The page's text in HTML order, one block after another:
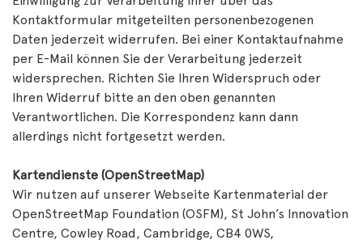
Kontaktformular mitgeteilten personenbezogenen
Daten jederzeit widerrufen. Bei einer Kontaktaufnahme
per E-Mail können Sie der Verarbeitung jederzeit
widersprechen. Richten Sie Ihren Widerspruch oder
Ihren Widerruf bitte an den oben genannten
Verantwortlichen. Die Korrespondenz kann dann
allerdings nicht fortgesetzt werden.
Kartendienste (OpenStreetMap)
Wir nutzen auf unserer Webseite Kartenmaterial der
OpenStreetMap Foundation (OSFM), St John’s Innovation
Centre, Cowley Road, Cambridge, CB4 0WS,